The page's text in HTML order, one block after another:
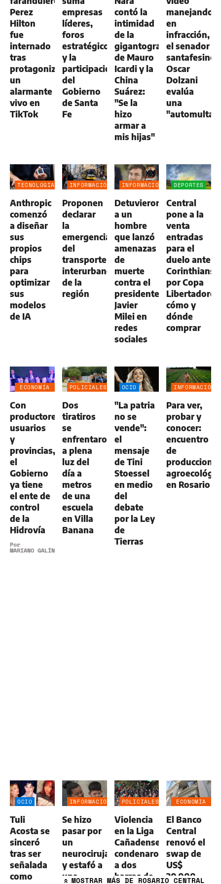
Perez
Hilton
fue
internado
tras
protagonizar
un
alarmante
vivo en
TikTok
empresas
líderes,
foros
estratégicos
y la
participación
del
Gobierno
de Santa
Fe
contó la
intimidad
de la
gigantografía
de Mauro
Icardi y la
China
Suárez:
"Se la
hizo
armar a
mis hijas"
manejando
en
infracción,
el senador
santafesino
Oscar
Dolzani
evalúa
una
"automulta"
TECNOLOGÍA
Anthropic
comenzó
a diseñar
sus
propios
chips
para
optimizar
sus
modelos
de IA
INFORMACIÓN
Proponen
declarar
la
emergencia
del
transporte
interurbano
de la
región
INFORMACIÓN
Detuvieron
a un
hombre
que lanzó
amenazas
de
muerte
contra el
presidente
Javier
Milei en
redes
sociales
DEPORTES
Central
pone a la
venta
entradas
para el
duelo ante
Corinthians
por Copa
cómo y
dónde
comprar
ECONOMÍA
Con
productores,
usuarios
y
provincias,
el
Gobierno
ya tiene
el ente de
control
de la
Hidrovía
Por
MARIANO GALÍNDEZ
POLICIALES
Dos
tiratiros
se
enfrentaron
a plena
luz del
día a
metros
de una
escuela
en Villa
Banana
OCIO
"La patria
no se
vende":
el
mensaje
de Tini
Stoessel
en medio
del
debate
por la Ley
de
Tierras
INFORMACIÓN
Para ver,
probar y
conocer:
encuentro
de
en Rosario
OCIO
Tuli
Acosta se
sinceró
tras ser
señalada
como
INFORMACIÓN
Se hizo
pasar por
un
neurocirujano
y estafó a
una
POLICIALES
Violencia
en la Liga
Cañadense:
condenaron
a dos
barras de
ECONOMÍA
AGRO
El Banco
Central
renovó el
swap de
US$
20.000
» MOSTRAR MÁS DE ROSARIO CENTRAL